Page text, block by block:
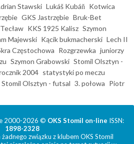
Stawski Lukáš Kubáň Kotwica
GKS Jastrzębie Bruk-Bet
KKS 1925 Kalisz Szymon
Majewski Kącik bukmacherski Lech II
Częstochowa Rozgrzewka juniorzy
Szymon Grabowski Stomil Olsztyn -
2004 statystyki po meczu
Stomil Olsztyn - futsal 3. połowa Piotr
2000-2026 © OKS Stomil on-line ISSN:
1898-2328
związku z klubem OKS Stomil